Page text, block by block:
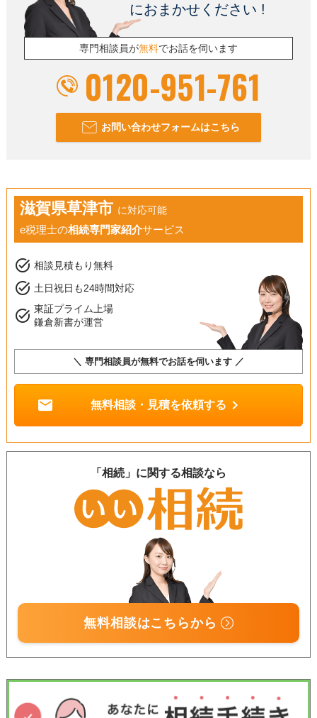
におまかせください !
専門相談員が無料でお話を伺います
0120-951-761
お問い合わせフォームはこちら
滋賀県草津市 に対応可能
e税理士の相続専門家紹介サービス
task_alt 相談見積もり無料
task_alt 土日祝日も24時間対応
task_alt 東証プライム上場
鎌倉新書が運営
＼ 専門相談員が無料でお話を伺います ／
mail 無料相談・見積を依頼する chevron_right
「相続」に関する相談なら
無料相談はこちらから